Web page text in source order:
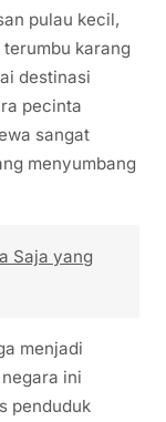
pulau kecil,
karang
destinasi
pecinta
sangat
menyumbang
Saja yang
menjadi
ini
penduduk